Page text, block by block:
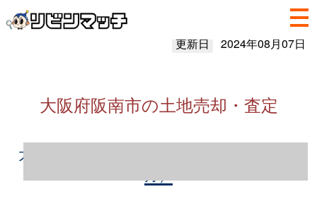
更新日 2024年08月07日
大阪府阪南市の土地売却・査定
大阪府阪南市の土地売却情報（2023年1～12